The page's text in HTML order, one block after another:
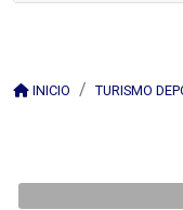
INICIO TURISMO